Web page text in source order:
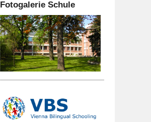
Fotogalerie Schule